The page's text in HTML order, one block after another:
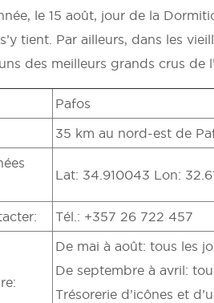
le 15 août, jour de la
tient. Par ailleurs, dans les
des meilleurs grands crus de
Pafos
35 km au nord-est de
Lat: 34.910043 Lon:
Tél.: +357 26 722 457
De mai à août: tous les
De septembre à avril:
Trésorerie d’icônes et